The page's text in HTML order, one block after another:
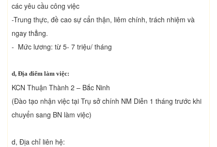
các yêu cầu công việc
-Trung thực, đề cao sự cẩn thận, liêm chính, trách nhiệm và
ngay thẳng.
- Mức lương: từ 5- 7 triệu/ tháng
d, Địa điểm làm việc:
KCN Thuận Thành 2 – Bắc Ninh
(Đào tạo nhận việc tại Trụ sở chính NM Diễn 1 tháng trước khi
chuyển sang BN làm việc)
d, Địa chỉ liên hệ: